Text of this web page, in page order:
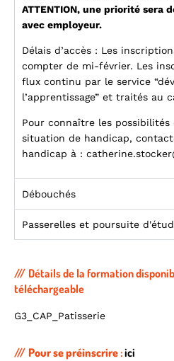
ATTENTION, une priorité sera
avec employeur.
Délais d’accès : Les
compter de mi-février. Les
flux continu par le service
l’apprentissage” et traités au
Pour connaître les possibilités
situation de handicap,
handicap à :
Débouchés
Passerelles et poursuite
Détails de la formation
téléchargeable
G3_CAP_Patisserie
Pour se préinscrire:ici